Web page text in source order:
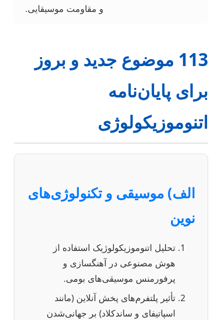
و مقاومت موسیقایی.
113 موضوع جدید و بروز
برای پایان‌نامه
اتنوموزیکولوژی
الف) موسیقی و تکنولوژی‌های
نوین
تحلیل اتنوموزیکولوژیک استفاده از
هوش مصنوعی در آهنگسازی و
پرفورمنس موسیقی‌های بومی.
تأثیر پلتفرم‌های پخش آنلاین (مانند
اسپاتیفای و ساندکلاد) بر جهانی‌شدن